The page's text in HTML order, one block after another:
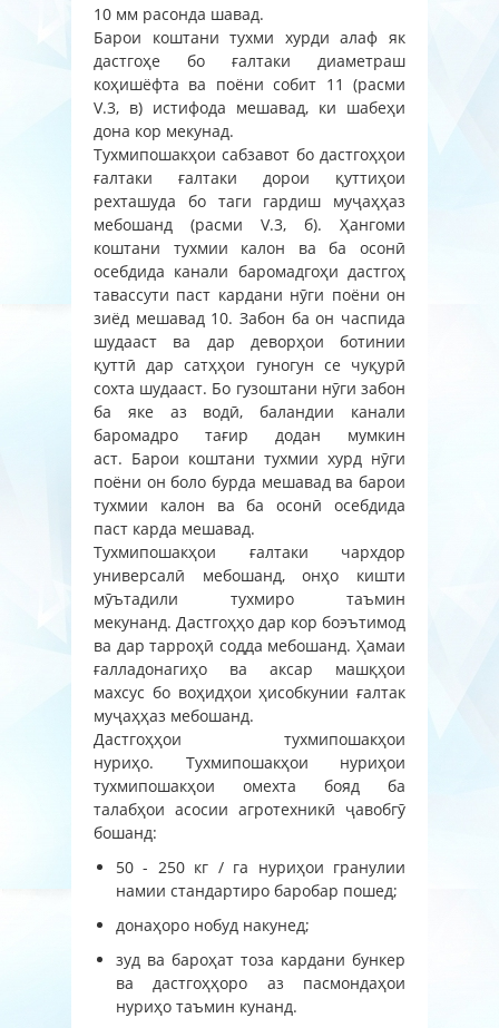
10 мм расонда шавад.
Барои коштани тухми хурди алаф як
дастгоҳе бо ғалтаки диаметраш
коҳишёфта ва поёни собит 11 (расми
V.3, в) истифода мешавад, ки шабеҳи
дона кор мекунад.
Тухмипошакҳои сабзавот бо дастгоҳҳои
ғалтаки ғалтаки дорои қуттиҳои
рехташуда бо таги гардиш муҷаҳҳаз
мебошанд (расми V.3, б). Ҳангоми
коштани тухмии калон ва ба осонӣ
осебдида канали баромадгоҳи дастгоҳ
тавассути паст кардани нӯги поёни он
зиёд мешавад 10. Забон ба он часпида
шудааст ва дар деворҳои ботинии
қуттӣ дар сатҳҳои гуногун се чуқурӣ
сохта шудааст. Бо гузоштани нӯги забон
ба яке аз водӣ, баландии канали
баромадро тағир додан мумкин
аст. Барои коштани тухмии хурд нӯги
поёни он боло бурда мешавад ва барои
тухмии калон ва ба осонӣ осебдида
паст карда мешавад.
Тухмипошакҳои ғалтаки чархдор
универсалӣ мебошанд, онҳо кишти
мӯътадили тухмиро таъмин
мекунанд. Дастгоҳҳо дар кор боэътимод
ва дар тарроҳӣ содда мебошанд. Ҳамаи
ғалладонагиҳо ва аксар машқҳои
махсус бо воҳидҳои ҳисобкунии ғалтак
муҷаҳҳаз мебошанд.
Дастгоҳҳои тухмипошакҳои
нуриҳо. Тухмипошакҳои нуриҳои
тухмипошакҳои омехта бояд ба
талабҳои асосии агротехникӣ ҷавобгӯ
бошанд:
50 - 250 кг / га нуриҳои гранулии
намии стандартиро баробар пошед;
донаҳоро нобуд накунед;
зуд ва бароҳат тоза кардани бункер
ва дастгоҳҳоро аз пасмондаҳои
нуриҳо таъмин кунанд.